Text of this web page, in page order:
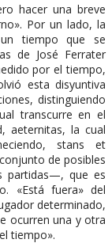
hacer una breve
Por un lado, la
tiempo que se
de José Ferrater
por el tiempo,
esta disyuntiva
distinguiendo
transcurre en el
aeternitas, la cual
stans et
de posibles
partidas—, que es
«Está fuera» del
determinado,
ocurren una y otra
tiempo».